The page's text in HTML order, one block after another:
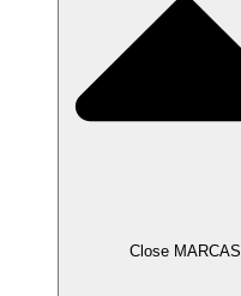
Close MARCAS